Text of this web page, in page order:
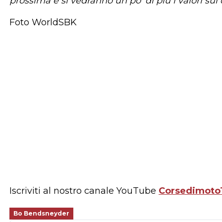
Foto WorldSBK
Iscriviti al nostro canale YouTube
Bo Bendsneyder